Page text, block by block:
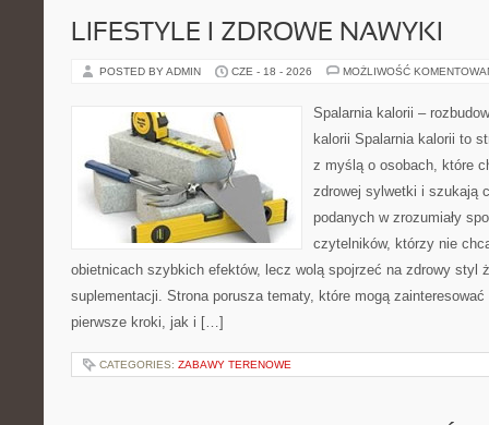
LIFESTYLE I ZDROWE NAWYKI
POSTED BY ADMIN CZE - 18 - 2026 MOŻLIWOŚĆ
Spalarnia kalorii –
kalorii Spalarnia kalorii to
z myślą o osobach, które
zdrowej sylwetki i szukają
podanych w zrozumiały
czytelników, którzy nie
obietnicach szybkich efektów, lecz wolą spojrzeć na zdrowy styl
suplementacji. Strona porusza tematy, które mogą
pierwsze kroki, jak i […]
CATEGORIES: ZABAWY TERENOWE